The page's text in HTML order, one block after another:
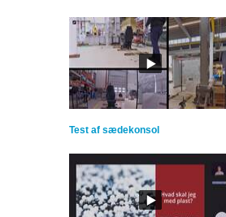
Test af sædekonsol